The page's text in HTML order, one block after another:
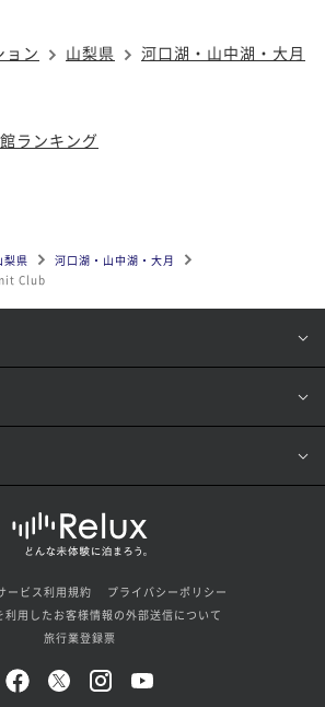
ョン
山梨県 河口湖・山中湖・大月
ランキング
梨県
河口湖・山中湖・大月
Club
ービス利用規約
プライバシーポリシー
用したお客様情報の外部送信について
旅行業登録票